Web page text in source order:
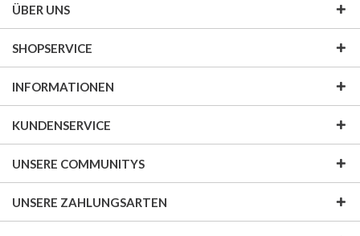
ÜBER UNS
SHOPSERVICE
INFORMATIONEN
KUNDENSERVICE
UNSERE COMMUNITYS
UNSERE ZAHLUNGSARTEN